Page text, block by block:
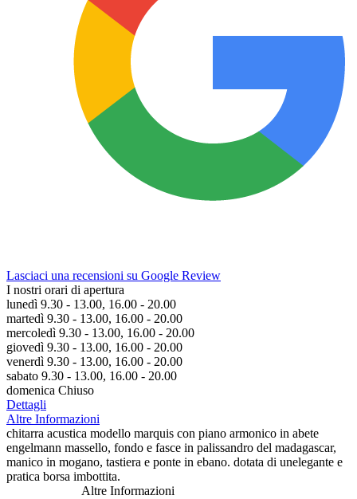
Lasciaci una recensioni su Google Review
I nostri orari di apertura
lunedì 9.30 - 13.00, 16.00 - 20.00
martedì 9.30 - 13.00, 16.00 - 20.00
mercoledì 9.30 - 13.00, 16.00 - 20.00
giovedì 9.30 - 13.00, 16.00 - 20.00
venerdì 9.30 - 13.00, 16.00 - 20.00
sabato 9.30 - 13.00, 16.00 - 20.00
domenica Chiuso
Dettagli
Altre Informazioni
chitarra acustica modello marquis con piano armonico in abete
engelmann massello, fondo e fasce in palissandro del madagascar,
manico in mogano, tastiera e ponte in ebano. dotata di unelegante e
pratica borsa imbottita.
Altre Informazioni